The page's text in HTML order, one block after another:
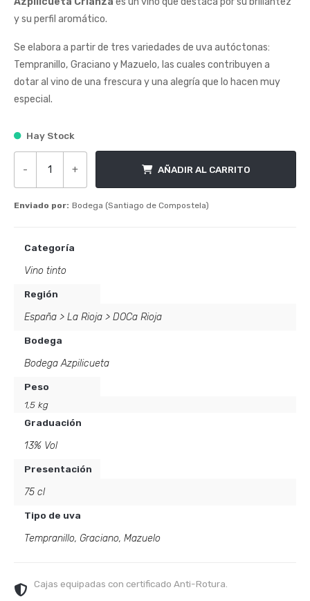
y su perfil aromático.
Se elabora a partir de tres variedades de uva autóctonas:
Tempranillo, Graciano y Mazuelo, las cuales contribuyen a
dotar al vino de una frescura y una alegría que lo hacen muy
especial.
Hay Stock
-
Azpilicueta Crianza cantidad
+ AÑADIR AL CARRITO
Enviado por: Bodega (Santiago de Compostela)
Categoría
Vino tinto
Región
España > La Rioja > DOCa Rioja
Bodega
Bodega Azpilicueta
Peso
1,5 kg
Graduación
13% Vol
Presentación
75 cl
Tipo de uva
Tempranillo, Graciano, Mazuelo
Cajas equipadas con certificado Anti-Rotura.